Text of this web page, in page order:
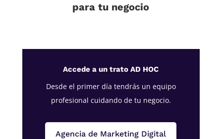
para tu negocio
Accede a un trato AD HOC
Desde el primer día tendrás un equipo
profesional cuidando de tu negocio.
Agencia de Marketing Digital